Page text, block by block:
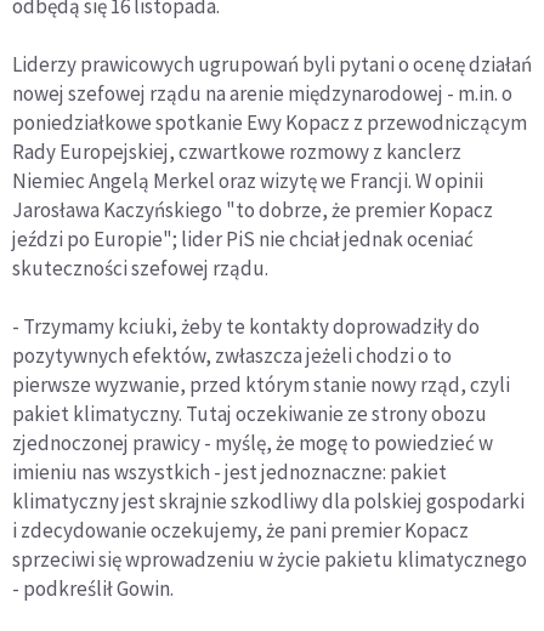
odbędą się 16 listopada.
Liderzy prawicowych ugrupowań byli pytani o ocenę działań
nowej szefowej rządu na arenie międzynarodowej - m.in. o
poniedziałkowe spotkanie Ewy Kopacz z przewodniczącym
Rady Europejskiej, czwartkowe rozmowy z kanclerz
Niemiec Angelą Merkel oraz wizytę we Francji. W opinii
Jarosława Kaczyńskiego "to dobrze, że premier Kopacz
jeździ po Europie"; lider PiS nie chciał jednak oceniać
skuteczności szefowej rządu.
- Trzymamy kciuki, żeby te kontakty doprowadziły do
pozytywnych efektów, zwłaszcza jeżeli chodzi o to
pierwsze wyzwanie, przed którym stanie nowy rząd, czyli
pakiet klimatyczny. Tutaj oczekiwanie ze strony obozu
zjednoczonej prawicy - myślę, że mogę to powiedzieć w
imieniu nas wszystkich - jest jednoznaczne: pakiet
klimatyczny jest skrajnie szkodliwy dla polskiej gospodarki
i zdecydowanie oczekujemy, że pani premier Kopacz
sprzeciwi się wprowadzeniu w życie pakietu klimatycznego
- podkreślił Gowin.